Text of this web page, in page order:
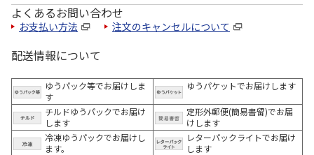
よくあるお問い合わせ
お支払い方法 注文のキャンセルについて
配送情報について
ゆうパック等でお届けしま
す
ゆうパケットでお届けします
チルドゆうパックでお届け
します
定形外郵便(簡易書留)でお届
けします
冷凍ゆうパックでお届けし
ます。
レターパックライトでお届け
します